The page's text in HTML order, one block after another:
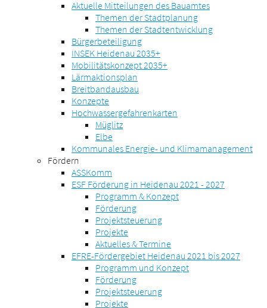
Aktuelle Mitteilungen des Bauamtes
Themen der Stadtplanung
Themen der Stadtentwicklung
Bürgerbeteiligung
INSEK Heidenau 2035+
Mobilitätskonzept 2035+
Lärmaktionsplan
Breitbandausbau
Konzepte
Hochwassergefahrenkarten
Müglitz
Elbe
Kommunales Energie- und Klimamanagement
Fördern
ASSKomm
ESF Förderung in Heidenau 2021 - 2027
Programm & Konzept
Förderung
Projektsteuerung
Projekte
Aktuelles & Termine
EFRE-Fördergebiet Heidenau 2021 bis 2027
Programm und Konzept
Förderung
Projektsteuerung
Projekte